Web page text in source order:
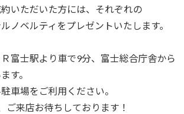
いただいた方には、それぞれの
ノベルティをプレゼントいたします。
富士駅より車で9分、富士総合庁舎から
す。
車場をご利用ください。
ご来店お待ちしております！